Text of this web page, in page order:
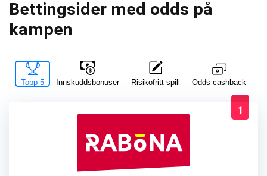
Bettingsider med odds på
kampen
Topp 5 Innskuddsbonuser Risikofritt spill Odds cashback
1